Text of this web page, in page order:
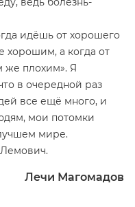
идёшь от хорошего
хорошим, а когда от
же плохим». Я
в очередной раз
все ещё много, и
мои потомки
мире.
Лечи Магомадов